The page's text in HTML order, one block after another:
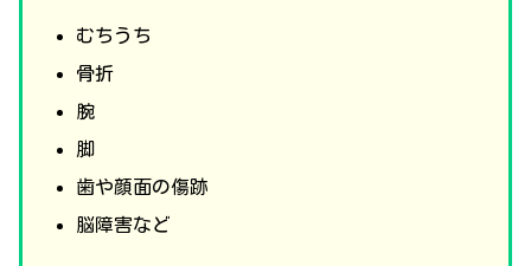
むちうち
骨折
腕
脚
歯や顔面の傷跡
脳障害など